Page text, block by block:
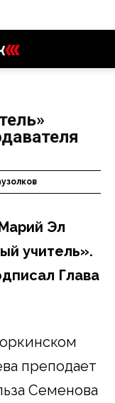
Эл
учитель».
Глава
преподает
Семенова